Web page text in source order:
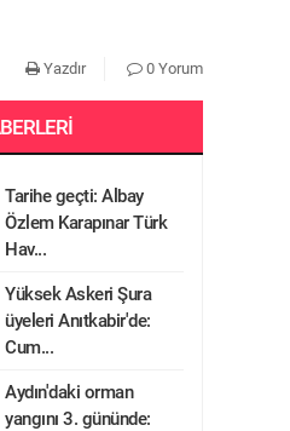
Yazdır 0 Yorum
Tarihe geçti: Albay
Özlem Karapınar Türk
Hav...
Yüksek Askeri Şura
üyeleri Anıtkabir'de:
Cum...
Aydın'daki orman
yangını 3. gününde: